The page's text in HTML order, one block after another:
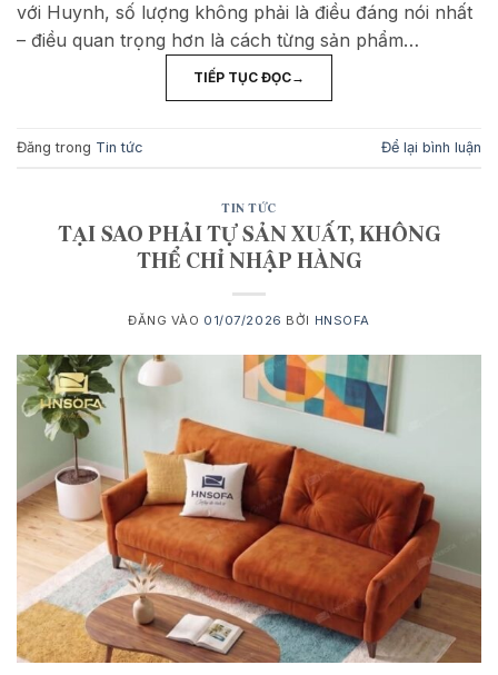
với Huynh, số lượng không phải là điều đáng nói nhất
– điều quan trọng hơn là cách từng sản phẩm…
TIẾP TỤC ĐỌC→
Đăng trong Tin tức Để lại bình luận
TIN TỨC
TẠI SAO PHẢI TỰ SẢN XUẤT, KHÔNG
THỂ CHỈ NHẬP HÀNG
ĐĂNG VÀO 01/07/2026 BỞI HNSOFA